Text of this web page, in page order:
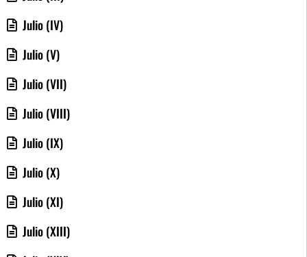
Julio (IV)
Julio (V)
Julio (VII)
Julio (VIII)
Julio (IX)
Julio (X)
Julio (XI)
Julio (XIII)